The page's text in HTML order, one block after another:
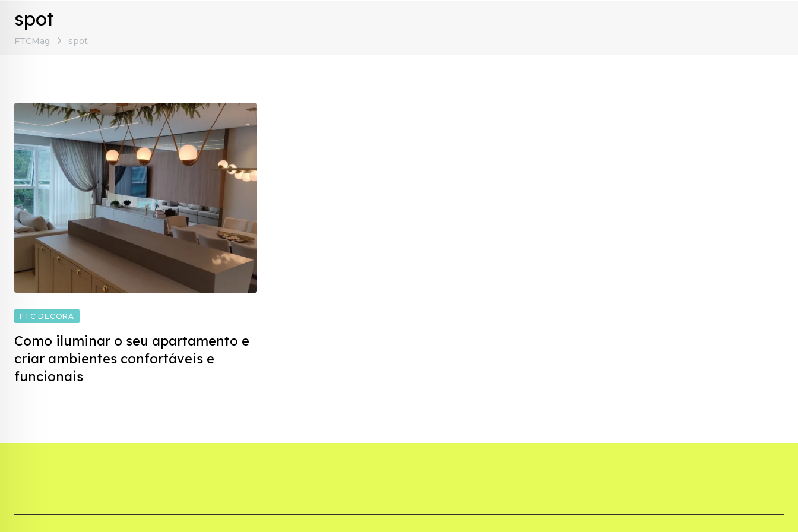
spot
FTCMag spot
FTC DECORA
Como iluminar o seu apartamento e
criar ambientes confortáveis e
funcionais